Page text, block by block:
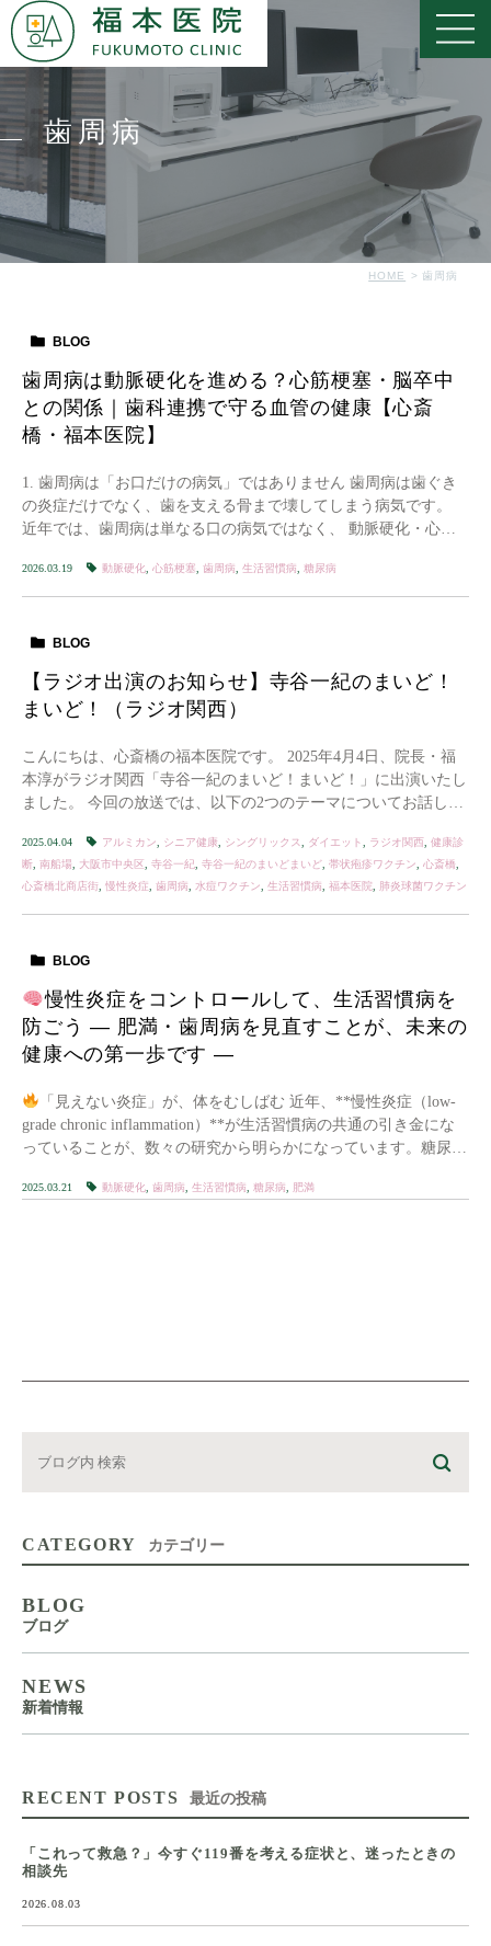
歯周病
HOME 歯周病
BLOG
歯周病は動脈硬化を進める？心筋梗塞・脳卒中
との関係｜歯科連携で守る血管の健康【心斎
橋・福本医院】
1. 歯周病は「お口だけの病気」ではありません 歯周病は歯ぐき
の炎症だけでなく、歯を支える骨まで壊してしまう病気です。
近年では、歯周病は単なる口の病気ではなく、 動脈硬化・心筋
2026.03.19 動脈硬化 心筋梗塞 歯周病 生活習慣病 糖尿病
BLOG
【ラジオ出演のお知らせ】寺谷一紀のまいど！
まいど！（ラジオ関西）
こんにちは、心斎橋の福本医院です。 2025年4月4日、院長・福
本淳がラジオ関西「寺谷一紀のまいど！まいど！」に出演いたし
ました。 今回の放送では、以下の2つのテーマについてお話しし
2025.04.04 アルミカン シニア健康 シングリックス ダイエット ラジオ関西 健康診
断 南船場 大阪市中央区 寺谷一紀 寺谷一紀のまいどまいど 帯状疱疹ワクチン 心斎橋
心斎橋北商店街 慢性炎症 歯周病 水痘ワクチン 生活習慣病 福本医院 肺炎球菌ワクチン
BLOG
慢性炎症をコントロールして、生活習慣病を
防ごう — 肥満・歯周病を見直すことが、未来の
健康への第一歩です —
「見えない炎症」が、体をむしばむ 近年、**慢性炎症（low-
grade chronic inflammation）**が生活習慣病の共通の引き金にな
っていることが、数々の研究から明らかになっています。糖尿
2025.03.21 動脈硬化 歯周病 生活習慣病 糖尿病 肥満
CATEGORY カテゴリー
BLOG
ブログ
NEWS
新着情報
RECENT POSTS 最近の投稿
「これって救急？」今すぐ119番を考える症状と、迷ったときの
相談先
2026.08.03